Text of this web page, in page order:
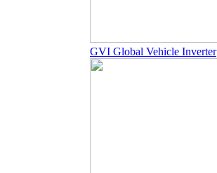
GVI Global Vehicle Inverter